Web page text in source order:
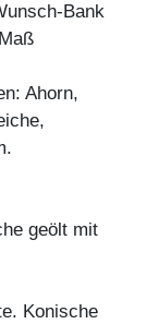
Bank
Ahorn,
geölt mit
Konische